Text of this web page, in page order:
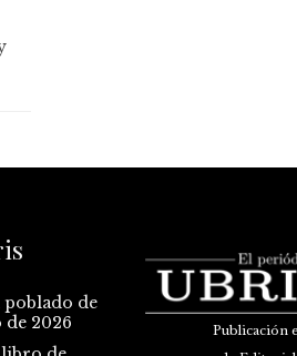
de
de 2026
Publicación